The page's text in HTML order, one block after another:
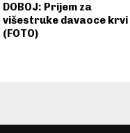
DOBOJ: Prijem za
višestruke davaoce krvi
(FOTO)